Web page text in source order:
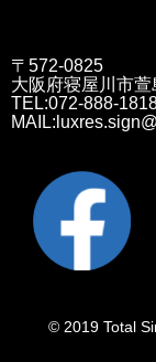
〒572-0825
大阪府寝屋川市
TEL:072-888-
© 2019 Total